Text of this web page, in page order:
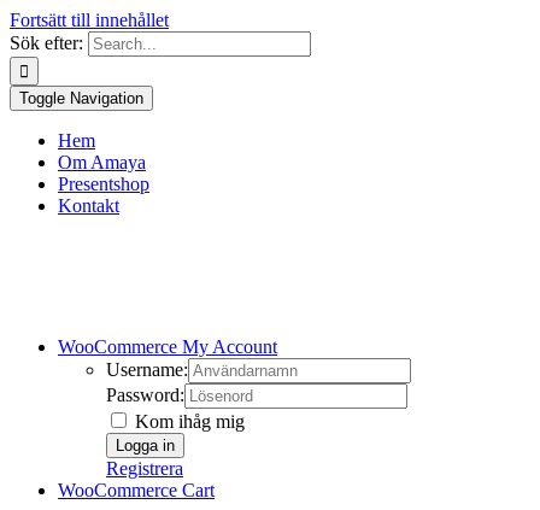
Fortsätt till innehållet
Sök efter:
Toggle Navigation
Hem
Om Amaya
Presentshop
Kontakt
WooCommerce My Account
Username:
Password:
Kom ihåg mig
Registrera
WooCommerce Cart